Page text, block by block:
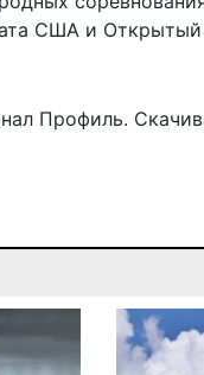
США и Открытый
Профиль.